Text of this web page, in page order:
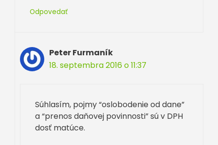
Odpovedať
Peter Furmaník
18. septembra 2016 o 11:37
Súhlasím, pojmy “oslobodenie od dane”
a “prenos daňovej povinnosti” sú v DPH
dosť matúce.